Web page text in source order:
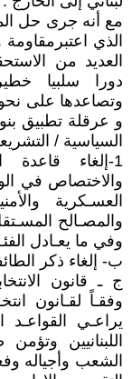
مع أنه جرى حل
الذي
العديد من
دورا سلبيا
وتصاعدها على
و عرقلة تطبيق
السياسية /
1-إلغاء قاعدة
والاختصاص في
العسـكریة
والمصـالح
وفي ما یعـادل
ب- إلغاء ذكر
ج ـ قانون
وفقـاً لقـانون
یراعـي
اللبنانیین
الشعب وأجیاله